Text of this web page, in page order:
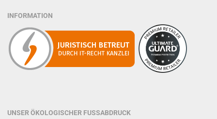
INFORMATION
UNSER ÖKOLOGISCHER FUSSABDRUCK